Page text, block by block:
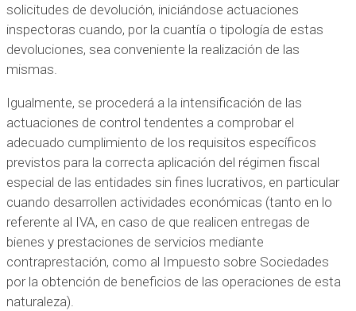
solicitudes de devolución, iniciándose actuaciones
inspectoras cuando, por la cuantía o tipología de estas
devoluciones, sea conveniente la realización de las
mismas.
Igualmente, se procederá a la intensificación de las
actuaciones de control tendentes a comprobar el
adecuado cumplimiento de los requisitos específicos
previstos para la correcta aplicación del régimen fiscal
especial de las entidades sin fines lucrativos, en particular
cuando desarrollen actividades económicas (tanto en lo
referente al IVA, en caso de que realicen entregas de
bienes y prestaciones de servicios mediante
contraprestación, como al Impuesto sobre Sociedades
por la obtención de beneficios de las operaciones de esta
naturaleza).